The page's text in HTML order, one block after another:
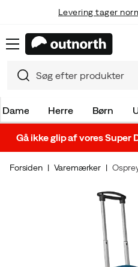
Levering tager
Dame Herre Børn
Gå ikke glip af vores Super
Forsiden Varemærker